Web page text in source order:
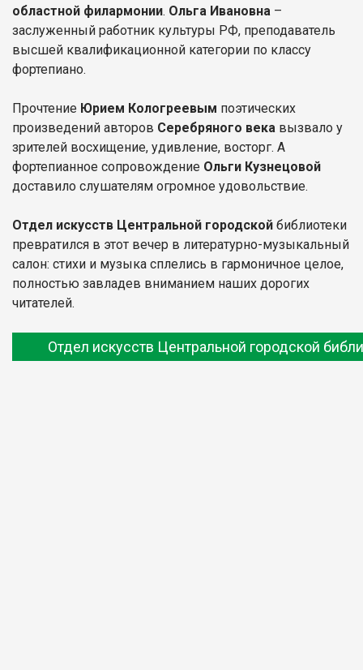
областной филармонии. Ольга Ивановна –
заслуженный работник культуры РФ, преподаватель
высшей квалификационной категории по классу
фортепиано.
Прочтение Юрием Кологреевым поэтических
произведений авторов Серебряного века вызвало у
зрителей восхищение, удивление, восторг. А
фортепианное сопровождение Ольги Кузнецовой
доставило слушателям огромное удовольствие.
Отдел искусств Центральной городской библиотеки
превратился в этот вечер в литературно-музыкальный
салон: стихи и музыка сплелись в гармоничное целое,
полностью завладев вниманием наших дорогих
читателей.
Отдел искусств Центральной городской